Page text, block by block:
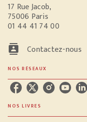
17 Rue Jacob,
75006 Paris
01 44 41 74 00
contacts Contactez-nous
NOS RÉSEAUX
NOS LIVRES